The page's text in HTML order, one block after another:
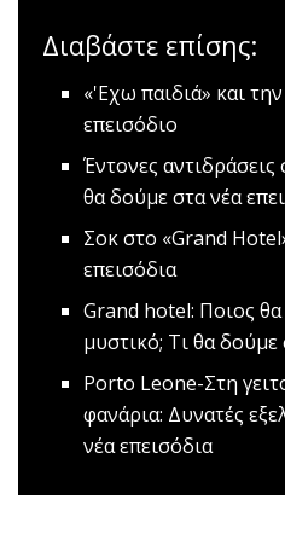
Διαβάστε επίσης:
«'Εχω παιδιά» και
επεισόδιο
Έντονες αντιδράσεις
θα δούμε στα νέα
Σοκ στο «Grand
επεισόδια
Grand hotel: Ποιος
μυστικό; Τι θα δούμε
Porto Leone-Στη
φανάρια: Δυνατές
νέα επεισόδια